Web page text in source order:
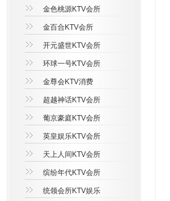
金色桃源KTV会所
金百合KTV会所
开元盛世KTV会所
环球一号KTV会所
金尊会KTV消费
超越神话KTV会所
葡京豪庭KTV会所
英皇娱乐KTV会所
天上人间KTV会所
缤纷年代KTV会所
统领会所KTV娱乐